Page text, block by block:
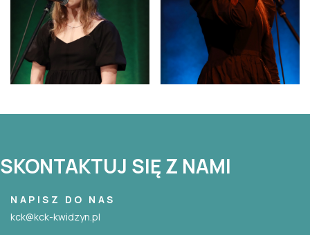
SKONTAKTUJ SIĘ Z NAMI
NAPISZ DO NAS
kck@kck-kwidzyn.pl